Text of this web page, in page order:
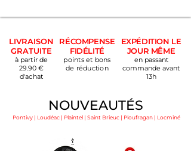
LIVRAISON
GRATUITE
à partir de
29.90 €
d'achat
RÉCOMPENSE
FIDÉLITÉ
points et bons
de réduction
EXPÉDITION LE
JOUR MÊME
en passant
commande avant
13h
NOUVEAUTÉS
Pontivy | Loudéac | Plaintel | Saint Brieuc | Ploufragan | Locminé